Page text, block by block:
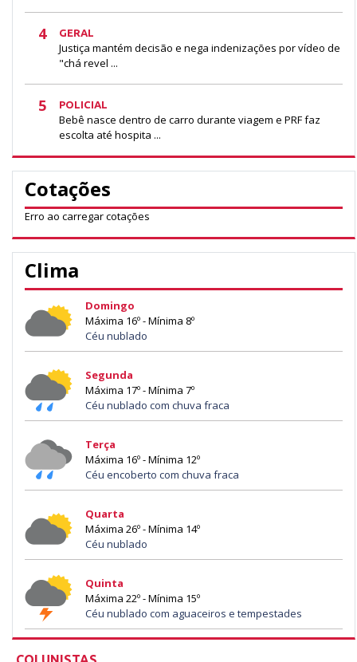
4 GERAL
Justiça mantém decisão e nega indenizações por vídeo de
"chá revel ...
5 POLICIAL
Bebê nasce dentro de carro durante viagem e PRF faz
escolta até hospita ...
Cotações
Erro ao carregar cotações
Clima
Domingo
Máxima 16º - Mínima 8º
Céu nublado
Segunda
Máxima 17º - Mínima 7º
Céu nublado com chuva fraca
Terça
Máxima 16º - Mínima 12º
Céu encoberto com chuva fraca
Quarta
Máxima 26º - Mínima 14º
Céu nublado
Quinta
Máxima 22º - Mínima 15º
Céu nublado com aguaceiros e tempestades